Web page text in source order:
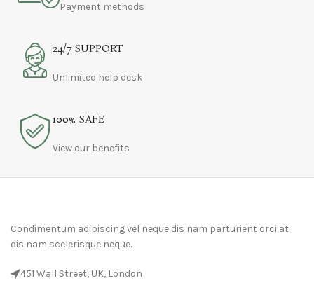
Payment methods
24/7 SUPPORT
Unlimited help desk
100% SAFE
View our benefits
Condimentum adipiscing vel neque dis nam parturient orci at
dis nam scelerisque neque.
451 Wall Street, UK, London